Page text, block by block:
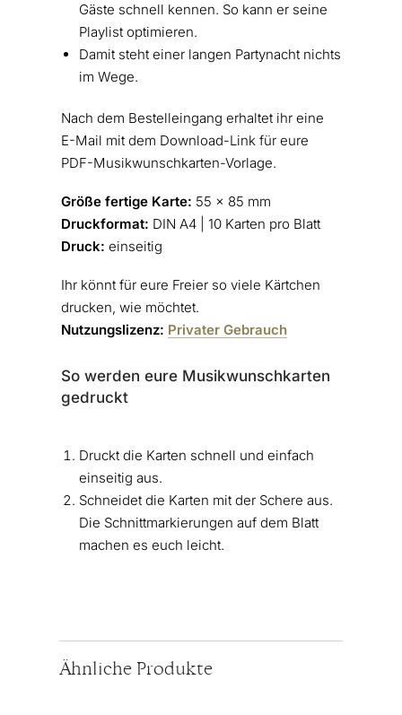
Gäste schnell kennen. So kann er seine
Playlist optimieren.
Damit steht einer langen Partynacht nichts
im Wege.
Nach dem Bestelleingang erhaltet ihr eine
E-Mail mit dem Download-Link für eure
PDF-Musikwunschkarten-Vorlage.
Größe fertige Karte: 55 x 85 mm
Druckformat: DIN A4 | 10 Karten pro Blatt
Druck: einseitig
Ihr könnt für eure Freier so viele Kärtchen
drucken, wie möchtet.
Nutzungslizenz: Privater Gebrauch
So werden eure Musikwunschkarten
gedruckt
Druckt die Karten schnell und einfach
einseitig aus.
Schneidet die Karten mit der Schere aus.
Die Schnittmarkierungen auf dem Blatt
machen es euch leicht.
Ähnliche Produkte